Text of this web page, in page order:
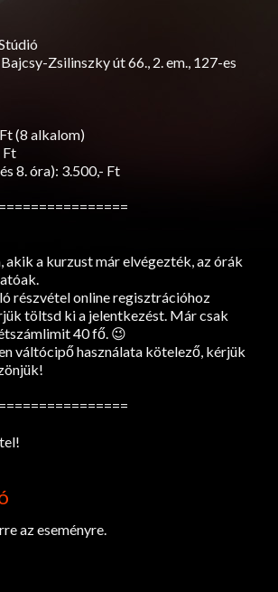
Zsilinszky út 66., 2. em., 127-es
(8 alkalom)
Ft
8. óra): 3.500,- Ft
akik a kurzust már elvégezték, az órák
részvétel online regisztrációhoz
töltsd ki a jelentkezést. Már csak
40 fő. 😉
váltócipő használata kötelező, kérjük
az eseményre.